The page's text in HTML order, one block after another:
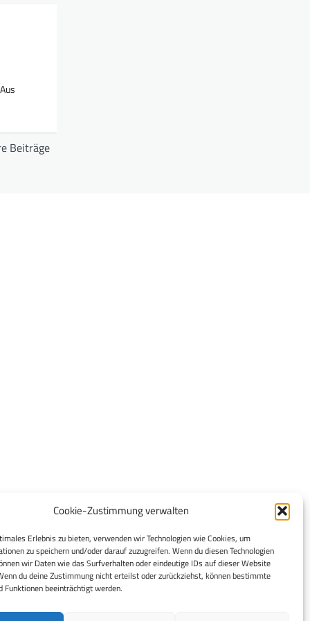
Cookie-Zustimmung verwalten
Erlebnis zu bieten, verwenden wir Technologien wie Cookies, um
zu speichern und/oder darauf zuzugreifen. Wenn du diesen Technologien
wir Daten wie das Surfverhalten oder eindeutige IDs auf dieser Website
du deine Zustimmung nicht erteilst oder zurückziehst, können bestimmte
Funktionen beeinträchtigt werden.
Beiträge